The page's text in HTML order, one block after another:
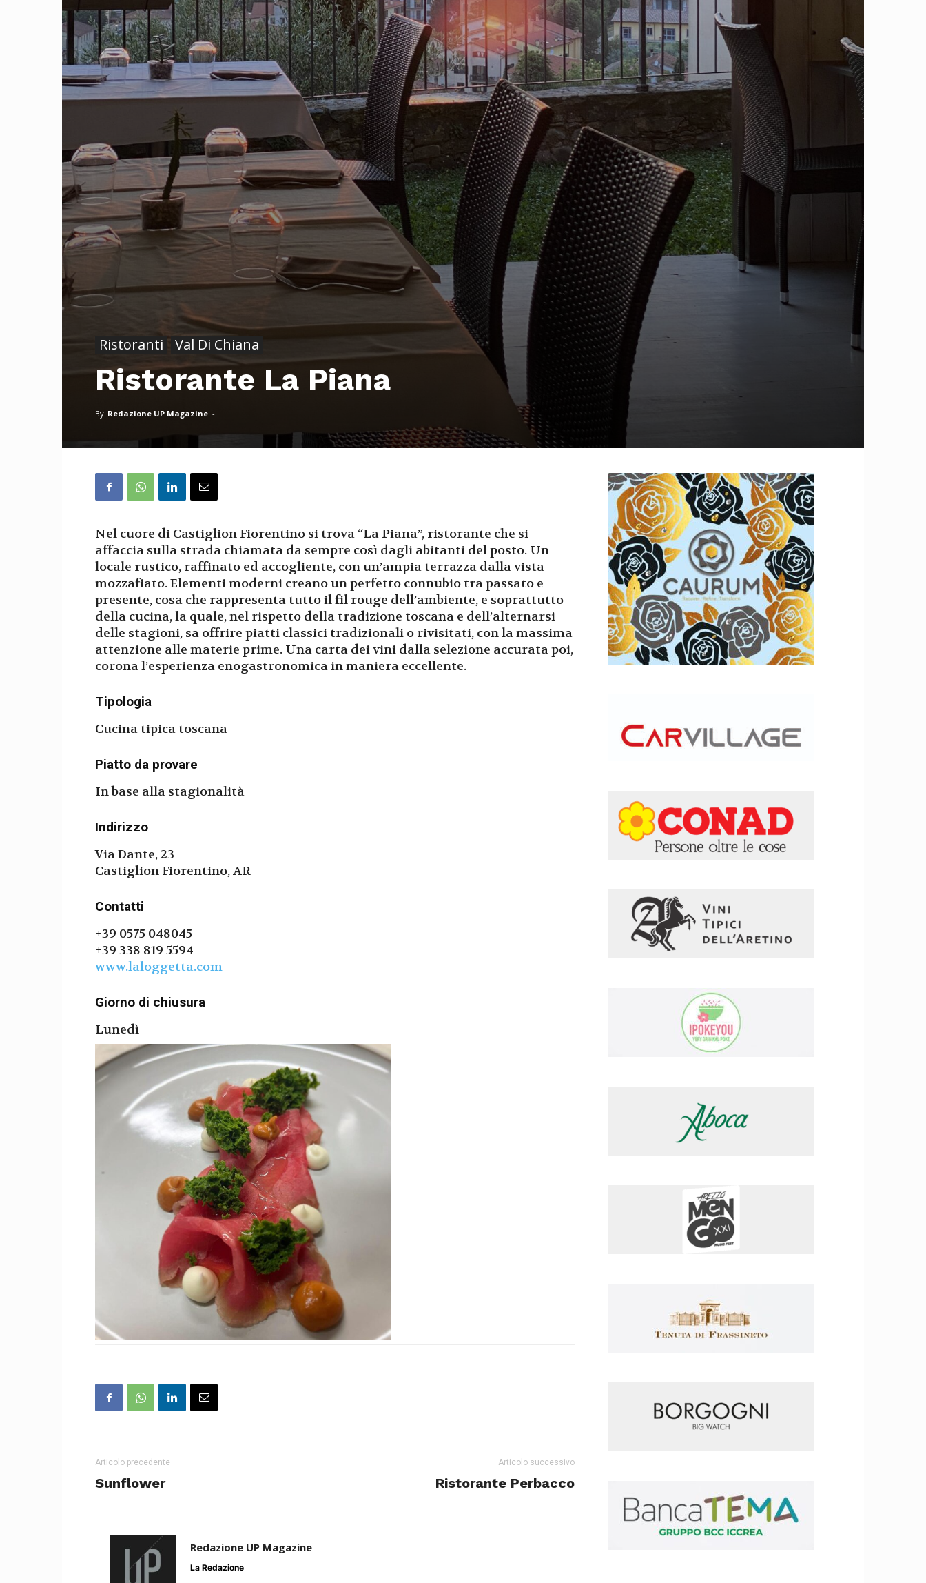
Ristoranti Val Di Chiana
Ristorante La Piana
By Redazione UP Magazine -
Nel cuore di Castiglion Fiorentino si trova “La Piana”, ristorante che si
affaccia sulla strada chiamata da sempre così dagli abitanti del posto. Un
locale rustico, raffinato ed accogliente, con un’ampia terrazza dalla vista
mozzafiato. Elementi moderni creano un perfetto connubio tra passato e
presente, cosa che rappresenta tutto il fil rouge dell’ambiente, e soprattutto
della cucina, la quale, nel rispetto della tradizione toscana e dell’alternarsi
delle stagioni, sa offrire piatti classici tradizionali o rivisitati, con la massima
attenzione alle materie prime. Una carta dei vini dalla selezione accurata poi,
corona l’esperienza enogastronomica in maniera eccellente.
Tipologia
Cucina tipica toscana
Piatto da provare
In base alla stagionalità
Indirizzo
Via Dante, 23
Castiglion Fiorentino, AR
Contatti
+39 0575 048045
+39 338 819 5594
www.laloggetta.com
Giorno di chiusura
Lunedì
Articolo precedente
Sunflower
Articolo successivo
Ristorante Perbacco
Redazione UP Magazine
La Redazione